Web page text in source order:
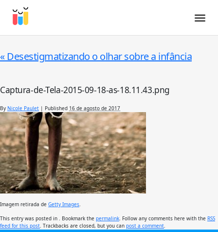
« Desestigmatizando o olhar sobre a infância
Captura-de-Tela-2015-09-18-as-18.11.43.png
By Nicole Paulet | Published 16 de agosto de 2017
Imagem retirada de Getty Images
This entry was posted in . Bookmark the permalink . Follow any comments here with the RSS
feed for this post . Trackbacks are closed, but you can post a comment